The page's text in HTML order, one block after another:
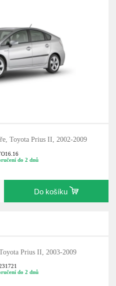
Toyota Prius II, 2002-2009
do 2 dnů
Do košíku
Prius II, 2003-2009
do 2 dnů